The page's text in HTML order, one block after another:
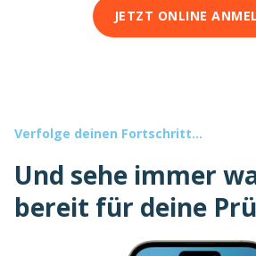
JETZT ONLINE
Verfolge deinen Fortschritt...
Und sehe immer
bereit für deine